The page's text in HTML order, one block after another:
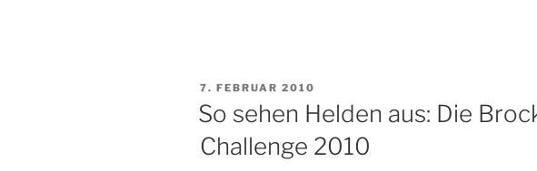
VERÖFFENTLICHT
AM
7. FEBRUAR 2010
So sehen Helden aus: Die
Challenge 2010